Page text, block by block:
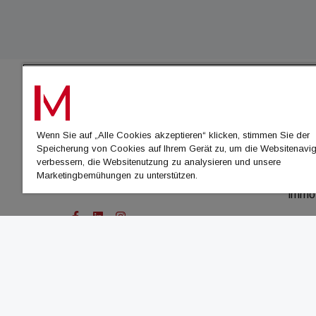
Wenn Sie auf „Alle Cookies akzeptieren“ klicken, stimmen Sie der
Speicherung von Cookies auf Ihrem Gerät zu, um die
verbessern, die Websitenutzung zu analysieren und unsere
Marketingbemühungen zu unterstützen.